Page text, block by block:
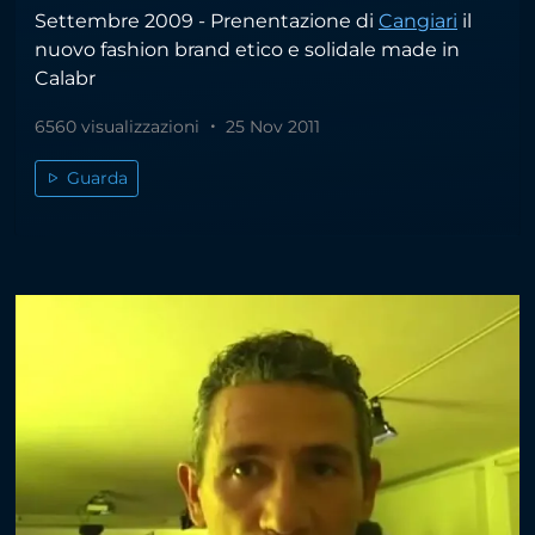
Settembre 2009 - Prenentazione di Cangiari il
nuovo fashion brand etico e solidale made in
Calabr
6560 visualizzazioni 25 Nov 2011
Guarda